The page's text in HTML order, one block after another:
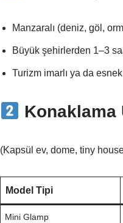
Manzaralı (deniz, göl,
Büyük şehirlerden 1–3
Turizm imarlı ya da
Konaklama
(Kapsül ev, dome, tiny
Model Tipi
Mini Glamp